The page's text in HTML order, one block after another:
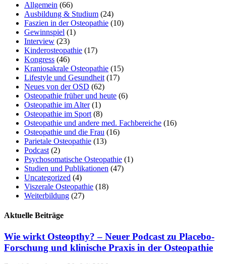
Allgemein (66)
Ausbildung & Studium (24)
Faszien in der Osteopathie (10)
Gewinnspiel (1)
Interview (23)
Kinderosteopathie (17)
Kongress (46)
Kraniosakrale Osteopathie (15)
Lifestyle und Gesundheit (17)
Neues von der OSD (62)
Osteopathie früher und heute (6)
Osteopathie im Alter(1)
Osteopathie im Sport (8)
Osteopathie und andere med. Fachbereiche (16)
Osteopathie und die Frau (16)
Parietale Osteopathie (13)
Podcast (2)
Psychosomatische Osteopathie (1)
Studien und Publikationen (47)
Uncategorized (4)
Viszerale Osteopathie (18)
Weiterbildung (27)
Aktuelle Beiträge
Wie wirkt Osteopthy? – Neuer Podcast zu Placebo-
Forschung und klinische Praxis in der Osteopathie